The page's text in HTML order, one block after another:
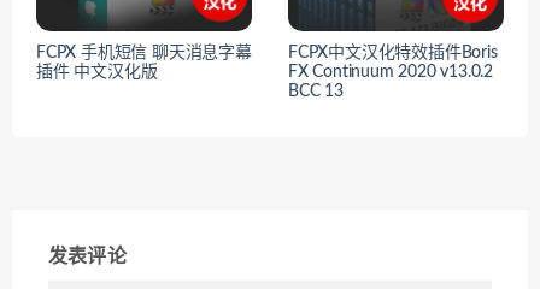
FCPX 手机短信 聊天消息字幕
插件 中文汉化版
FCPX中文汉化特效插件Boris
FX Continuum 2020 v13.0.2
BCC 13
发表评论